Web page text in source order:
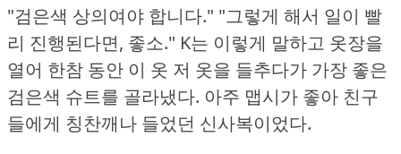
"검은색 상의여야 합니다." "그렇게 해서 일이 빨
리 진행된다면, 좋소." K는 이렇게 말하고 옷장을
열어 한참 동안 이 옷 저 옷을 들추다가 가장 좋은
검은색 슈트를 골라냈다. 아주 맵시가 좋아 친구
들에게 칭찬깨나 들었던 신사복이었다.